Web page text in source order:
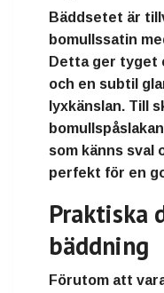
Bäddsetet är
bomullssatin
Detta ger tyget
och en subtil
lyxkänslan. Till
som känns sval
perfekt för en
Praktiska
bäddning
Förutom att